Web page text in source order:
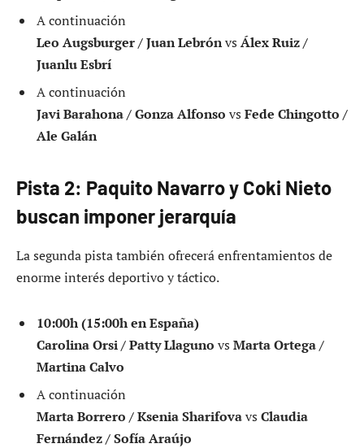
A continuación
Leo Augsburger / Juan Lebrónvs Álex Ruiz /
Juanlu Esbrí
A continuación
Javi Barahona / Gonza Alfonso vs Fede Chingotto /
Ale Galán
Pista 2: Paquito Navarro y Coki Nieto
buscan imponer jerarquía
La segunda pista también ofrecerá enfrentamientos de
enorme interés deportivo y táctico.
10:00h (15:00h en España)
Carolina Orsi / Patty Llaguno vs Marta Ortega /
Martina Calvo
A continuación
Marta Borrero / Ksenia Sharifovavs Claudia
Fernández / Sofía Araújo